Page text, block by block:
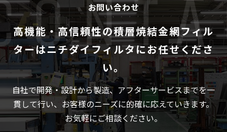
お問い合わせ
高機能・高信頼性の積層焼結金網フィル
ターはニチダイフィルタにお任せくださ
い。
自社で開発・設計から製造、アフターサービスまでを一
貫して行い、お客様のニーズに的確に応えていきます。
お気軽にご相談ください。